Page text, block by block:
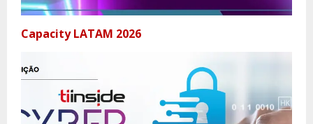
Capacity LATAM 2026